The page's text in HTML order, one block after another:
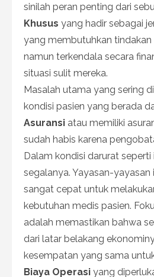
sinilah peran penting dari
Khusus yang hadir sebagai
yang membutuhkan
namun terkendala secara
situasi sulit mereka.
Masalah utama yang sering
kondisi pasien yang berada
Asuransi atau memiliki
sudah habis karena
Dalam kondisi darurat seperti
segalanya. Yayasan-yayasan
sangat cepat untuk
kebutuhan medis pasien.
adalah memastikan bahwa
dari latar belakang
kesempatan yang sama
Biaya Operasi yang